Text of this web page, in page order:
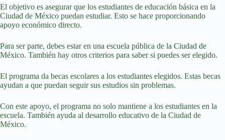
El objetivo es asegurar que los estudiantes de educación básica en la
Ciudad de México puedan estudiar. Esto se hace proporcionando
apoyo económico directo.
Para ser parte, debes estar en una escuela pública de la Ciudad de
México. También hay otros criterios para saber si puedes ser elegido.
El programa da becas escolares a los estudiantes elegidos. Estas becas
ayudan a que puedan seguir sus estudios sin problemas.
Con este apoyo, el programa no solo mantiene a los estudiantes en la
escuela. También ayuda al desarrollo educativo de la Ciudad de
México.